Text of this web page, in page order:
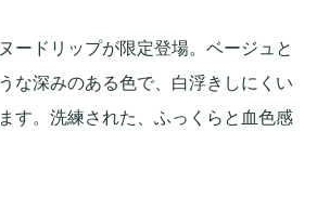
ードリップが限定登場。ベージュと
な深みのある色で、白浮きしにくい
す。洗練された、ふっくらと血色感